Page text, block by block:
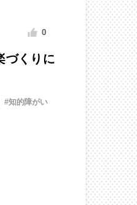
0
づくりに
#知的障がい